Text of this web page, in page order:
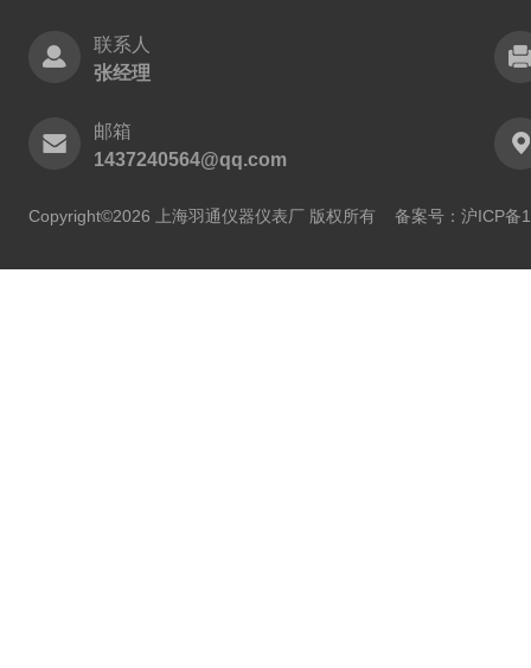
联系人
张经理
邮箱
1437240564@qq.com
Copyright©2026 上海羽通仪器仪表厂 版权所有 备案号：沪ICP备